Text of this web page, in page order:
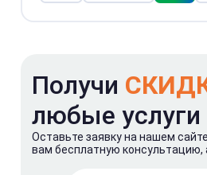
Получи
любые услуги
Оставьте заявку на нашем
вам бесплатную консультацию,